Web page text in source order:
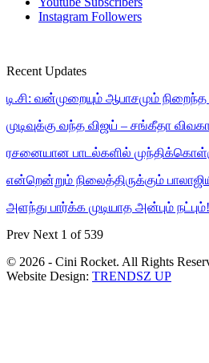
Instagram Followers
Recent Updates
டி.சி: வன்முறையும் ஆபாசமும் நிறைந்த
முடிவுக்கு வந்த விஜய் – சங்கீதா
ரசனையான பாடல்களில்
என்றென்றும் நிலைத்திருக்கும்
அளந்து பார்க்க முடியாத அன்பும் நட்பும்!
Prev Next 1 of 539
© 2026 - Cini Rocket. All Rights
Website Design: TRENDSZ UP